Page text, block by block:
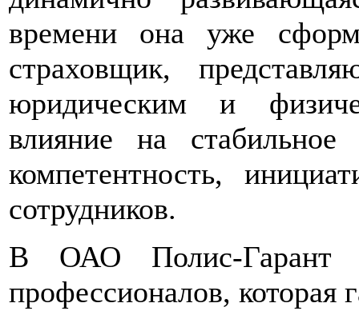
времени она уже
страховщик,
юридическим и
влияние на стабильное
компетентность,
сотрудников.
В ОАО Полис-Гарант
профессионалов, которая